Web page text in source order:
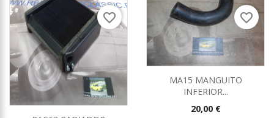
favorite_border
MA15 MANGUITO
INFERIOR...
Precio
20,00 €
favorite_border